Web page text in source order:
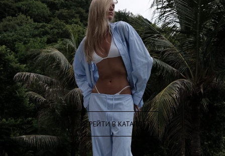
ПЕРЕЙТИ В КАТАЛОГ